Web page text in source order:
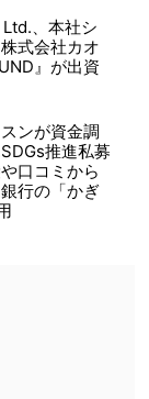
、本社シ
式会社カオ
』が出資
ンが資金調
推進私募
口コミから
行の「かぎ